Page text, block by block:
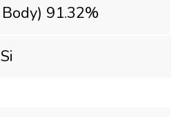
Body) 91.32%
Si